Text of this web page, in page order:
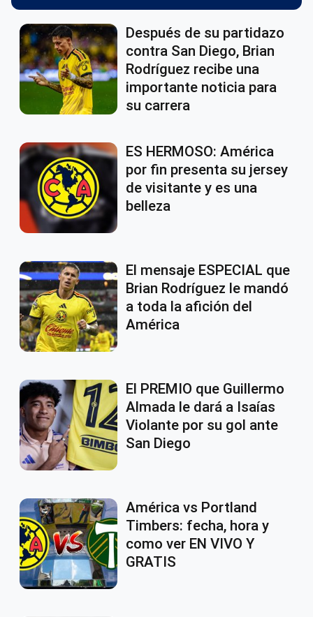
Después de su partidazo
contra San Diego, Brian
Rodríguez recibe una
importante noticia para
su carrera
ES HERMOSO: América
por fin presenta su jersey
de visitante y es una
belleza
El mensaje ESPECIAL que
Brian Rodríguez le mandó
a toda la afición del
América
El PREMIO que Guillermo
Almada le dará a Isaías
Violante por su gol ante
San Diego
América vs Portland
Timbers: fecha, hora y
como ver EN VIVO Y
GRATIS